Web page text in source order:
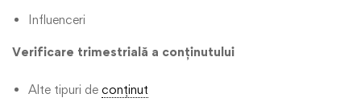
Influenceri
Verificare trimestrială a conținutului
Alte tipuri de conținut